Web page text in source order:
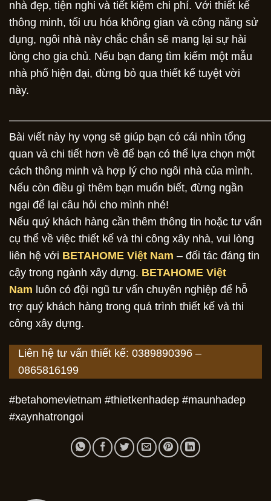
nhà đẹp, tiện nghi và tiết kiệm chi phí. Với thiết kế
thông minh, tối ưu hóa không gian và công năng sử
dụng, ngôi nhà này chắc chắn sẽ mang lại sự hài
lòng cho gia chủ. Nếu bạn đang tìm kiếm một mẫu
nhà phố hiện đại, đừng bỏ qua thiết kế tuyệt vời
này.
Bài viết này hy vọng sẽ giúp bạn có cái nhìn tổng
quan và chi tiết hơn về để bạn có thể lựa chọn một
cách thông minh và hợp lý cho ngôi nhà của mình.
Nếu còn điều gì thêm bạn muốn biết, đừng ngần
ngại để lại câu hỏi cho mình nhé!
Nếu quý khách hàng cần thêm thông tin hoặc tư vấn
cụ thể về việc thiết kế và thi công xây nhà, vui lòng
liên hệ với BETAHOME Việt Nam – đối tác đáng tin
cậy trong ngành xây dựng. BETAHOME Việt
Nam luôn có đội ngũ tư vấn chuyên nghiệp để hỗ
trợ quý khách hàng trong quá trình thiết kế và thi
công xây dựng.
Liên hệ tư vấn thiết kế: 0389890396 –
0865816199
#betahomevietnam #thietkenhadep #maunhadep
#xaynhatrongoi